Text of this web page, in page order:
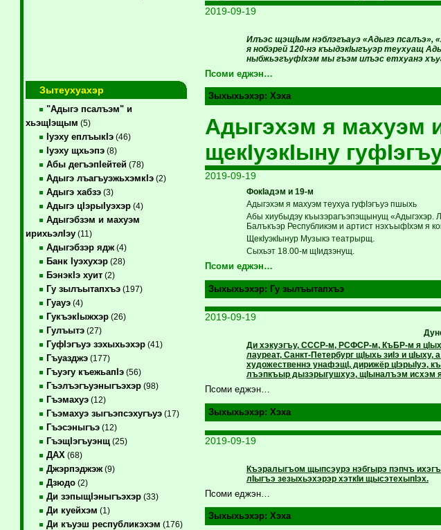
Зытеухуахэр
"Адыгэ псалъэм" и
хьэщIэщым (5)
Iуэху еплъыкIэ(46)
Iуэху щхьэпэ(8)
Абы дегъэпIейтей(78)
Адыгэ лъагъуэжьхэмкIэ(2)
Адыгэ хабзэ(3)
Адыгэ цIэрыIуэхэр(4)
Адыгэбзэм и махуэм
ирихьэлIэу(11)
Адыгэбзэр ядж(4)
Банк Iуэхухэр(28)
БэнэкIэ хуит(2)
Гу зылъытапхъэ(197)
Гуауэ(4)
ГукъэкIыжхэр(26)
Гулъытэ(27)
ГуфIэгъуэ зэхыхьэхэр(41)
Гъуазджэ(177)
Гъуэгу къежьапIэ(56)
Гъэлъэгъуэныгъэхэр(98)
Гъэмахуэ(12)
Гъэмахуэ зыгъэпсэхугъуэ(17)
Гъэсэныгъэ(12)
ГъэщIэгъуэнщ(25)
ДАХ (68)
Джэрпэджэж(9)
Дзюдо(2)
Ди зэпыщIэныгъэхэр(33)
Ди куейхэм (1)
Ди къуэш республикэхэм (176)
2019-09-19
Илъэс щэщIым нэблэгъауэ «Адыгэ псалъэ»,
я нобэрей 120-нэ къыдэкIыгъуэр теухуащ
ныбжьэгъуфIхэм мы гъэм илъэс етхуанэ
Псоми еджэн…
Зыхыхьэхэр: Хэха
Адыгэхэм я махуэм
щекIуэкIыну
2019-09-19
ФокIадэм и 19-м
Адыгэхэм я махуэм теухуа гуфIэгъуэ пшыхь
Абы хиубыдэу къызэрагъэпэщынущ «Адыгэхэр.
Балъкъэр Республикэм и артист нэхъыфIхэм я
ЩекIуэкIынур Музыкэ театрырщ.
Сыхьэт 18.00-м щIидзэнущ.
Псоми еджэн…
Зыхыхьэхэр: Гу зылъытапхъэ
2019-09-19
Ди хэкуэгъу, СССР-м, РСФСР-м, КъБР-м я
лауреат, Санкт-Петербург щIыхь зиIэ и
художественнэ унафэщI, дирижёр цIэрыIуэ,
лъэпкъыр дызэрыгушхуэ, щIыналъэм
Псоми еджэн…
Зыхыхьэхэр: Хэха
2019-09-19
Къэралыгъом щыпсэурэ нэбгырэ пэпчъ
лIыгъэ зезыхьэхэрэр хэткIи щысэтехыпIэх.
Псоми еджэн…
Зыхыхьэхэр: Хэха